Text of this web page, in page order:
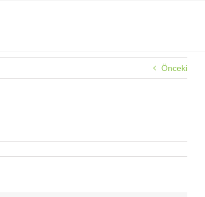
Önceki